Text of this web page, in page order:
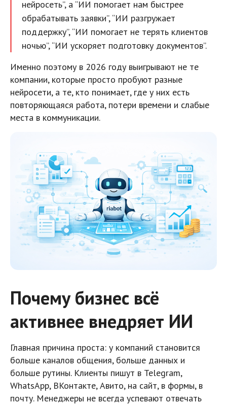
нейросеть”, а “ИИ помогает нам быстрее
обрабатывать заявки”, “ИИ разгружает
поддержку”, “ИИ помогает не терять клиентов
ночью”, “ИИ ускоряет подготовку документов”.
Именно поэтому в 2026 году выигрывают не те
компании, которые просто пробуют разные
нейросети, а те, кто понимает, где у них есть
повторяющаяся работа, потери времени и слабые
места в коммуникации.
Почему бизнес всё
активнее внедряет ИИ
Главная причина проста: у компаний становится
больше каналов общения, больше данных и
больше рутины. Клиенты пишут в Telegram,
WhatsApp, ВКонтакте, Авито, на сайт, в формы, в
почту. Менеджеры не всегда успевают отвечать